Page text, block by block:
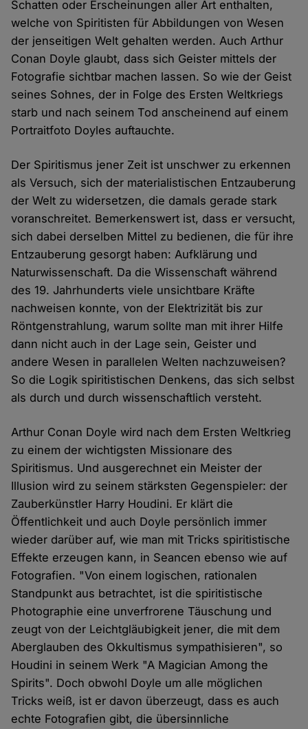
Schatten oder Erscheinungen aller Art enthalten,
welche von Spiritisten für Abbildungen von Wesen
der jenseitigen Welt gehalten werden. Auch Arthur
Conan Doyle glaubt, dass sich Geister mittels der
Fotografie sichtbar machen lassen. So wie der Geist
seines Sohnes, der in Folge des Ersten Weltkriegs
starb und nach seinem Tod anscheinend auf einem
Portraitfoto Doyles auftauchte.
Der Spiritismus jener Zeit ist unschwer zu erkennen
als Versuch, sich der materialistischen Entzauberung
der Welt zu widersetzen, die damals gerade stark
voranschreitet. Bemerkenswert ist, dass er versucht,
sich dabei derselben Mittel zu bedienen, die für ihre
Entzauberung gesorgt haben: Aufklärung und
Naturwissenschaft. Da die Wissenschaft während
des 19. Jahrhunderts viele unsichtbare Kräfte
nachweisen konnte, von der Elektrizität bis zur
Röntgenstrahlung, warum sollte man mit ihrer Hilfe
dann nicht auch in der Lage sein, Geister und
andere Wesen in parallelen Welten nachzuweisen?
So die Logik spiritistischen Denkens, das sich selbst
als durch und durch wissenschaftlich versteht.
Arthur Conan Doyle wird nach dem Ersten Weltkrieg
zu einem der wichtigsten Missionare des
Spiritismus. Und ausgerechnet ein Meister der
Illusion wird zu seinem stärksten Gegenspieler: der
Zauberkünstler Harry Houdini. Er klärt die
Öffentlichkeit und auch Doyle persönlich immer
wieder darüber auf, wie man mit Tricks spiritistische
Effekte erzeugen kann, in Seancen ebenso wie auf
Fotografien. "Von einem logischen, rationalen
Standpunkt aus betrachtet, ist die spiritistische
Photographie eine unverfrorene Täuschung und
zeugt von der Leichtgläubigkeit jener, die mit dem
Aberglauben des Okkultismus sympathisieren", so
Houdini in seinem Werk "A Magician Among the
Spirits". Doch obwohl Doyle um alle möglichen
Tricks weiß, ist er davon überzeugt, dass es auch
echte Fotografien gibt, die übersinnliche